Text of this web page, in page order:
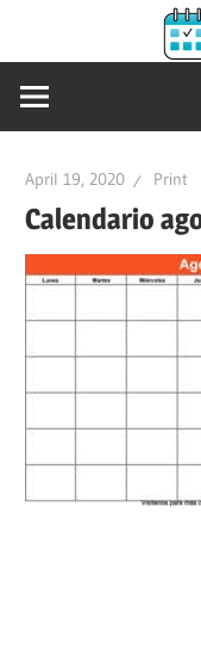
content
2020
2021
April 19, 2020 Print
Calendario